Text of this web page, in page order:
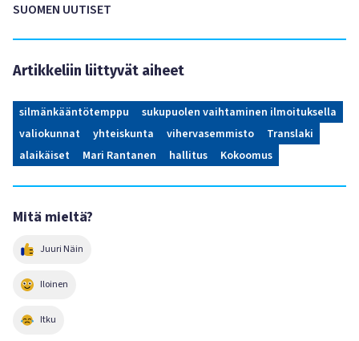
SUOMEN UUTISET
Artikkeliin liittyvät aiheet
silmänkääntötemppu
sukupuolen vaihtaminen ilmoituksella
valiokunnat
yhteiskunta vihervasemmisto
Translaki
alaikäiset
Mari Rantanen hallitus Kokoomus
Mitä mieltä?
Juuri Näin
Iloinen
Itku